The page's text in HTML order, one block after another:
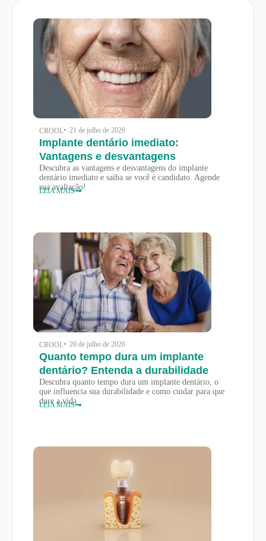
CROOL• 21 de julho de 2026
Implante dentário imediato:
Vantagens e desvantagens
Descubra as vantagens e desvantagens do implante
dentário imediato e saiba se você é candidato. Agende
sua avaliação!
LEIA MAIS
CROOL• 20 de julho de 2026
Quanto tempo dura um implante
dentário? Entenda a durabilidade
Descubra quanto tempo dura um implante dentário, o
que influencia sua durabilidade e como cuidar para que
dure a vida
LEIA MAIS